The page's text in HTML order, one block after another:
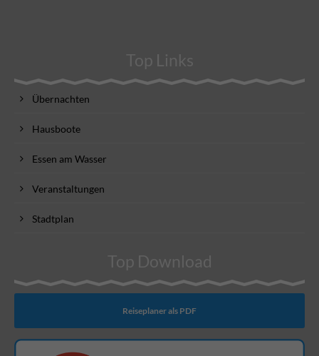
Top Links
Übernachten
Hausboote
Essen am Wasser
Veranstaltungen
Stadtplan
Top Download
Reiseplaner als PDF